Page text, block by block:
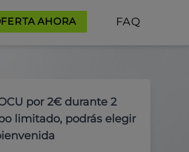
AHORA FAQ
por 2€ durante 2
limitado, podrás elegir